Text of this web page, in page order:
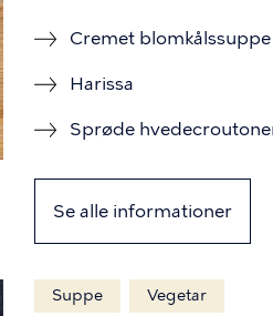
Cremet blomkålssuppe
Harissa
Sprøde
Se alle informationer
Suppe Vegetar